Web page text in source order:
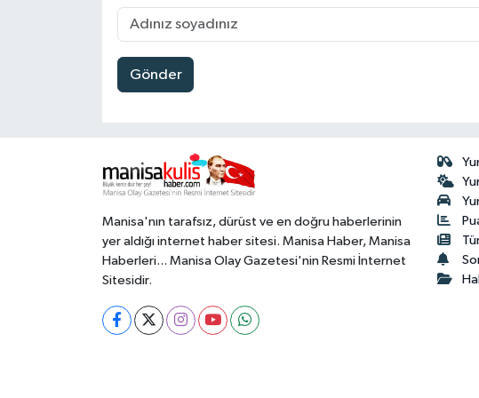
Gönder
Manisa'nın tarafsız, dürüst ve en doğru haberlerinin
yer aldığı internet haber sitesi. Manisa Haber, Manisa
Haberleri... Manisa Olay Gazetesi'nin Resmi İnternet
Sitesidir.